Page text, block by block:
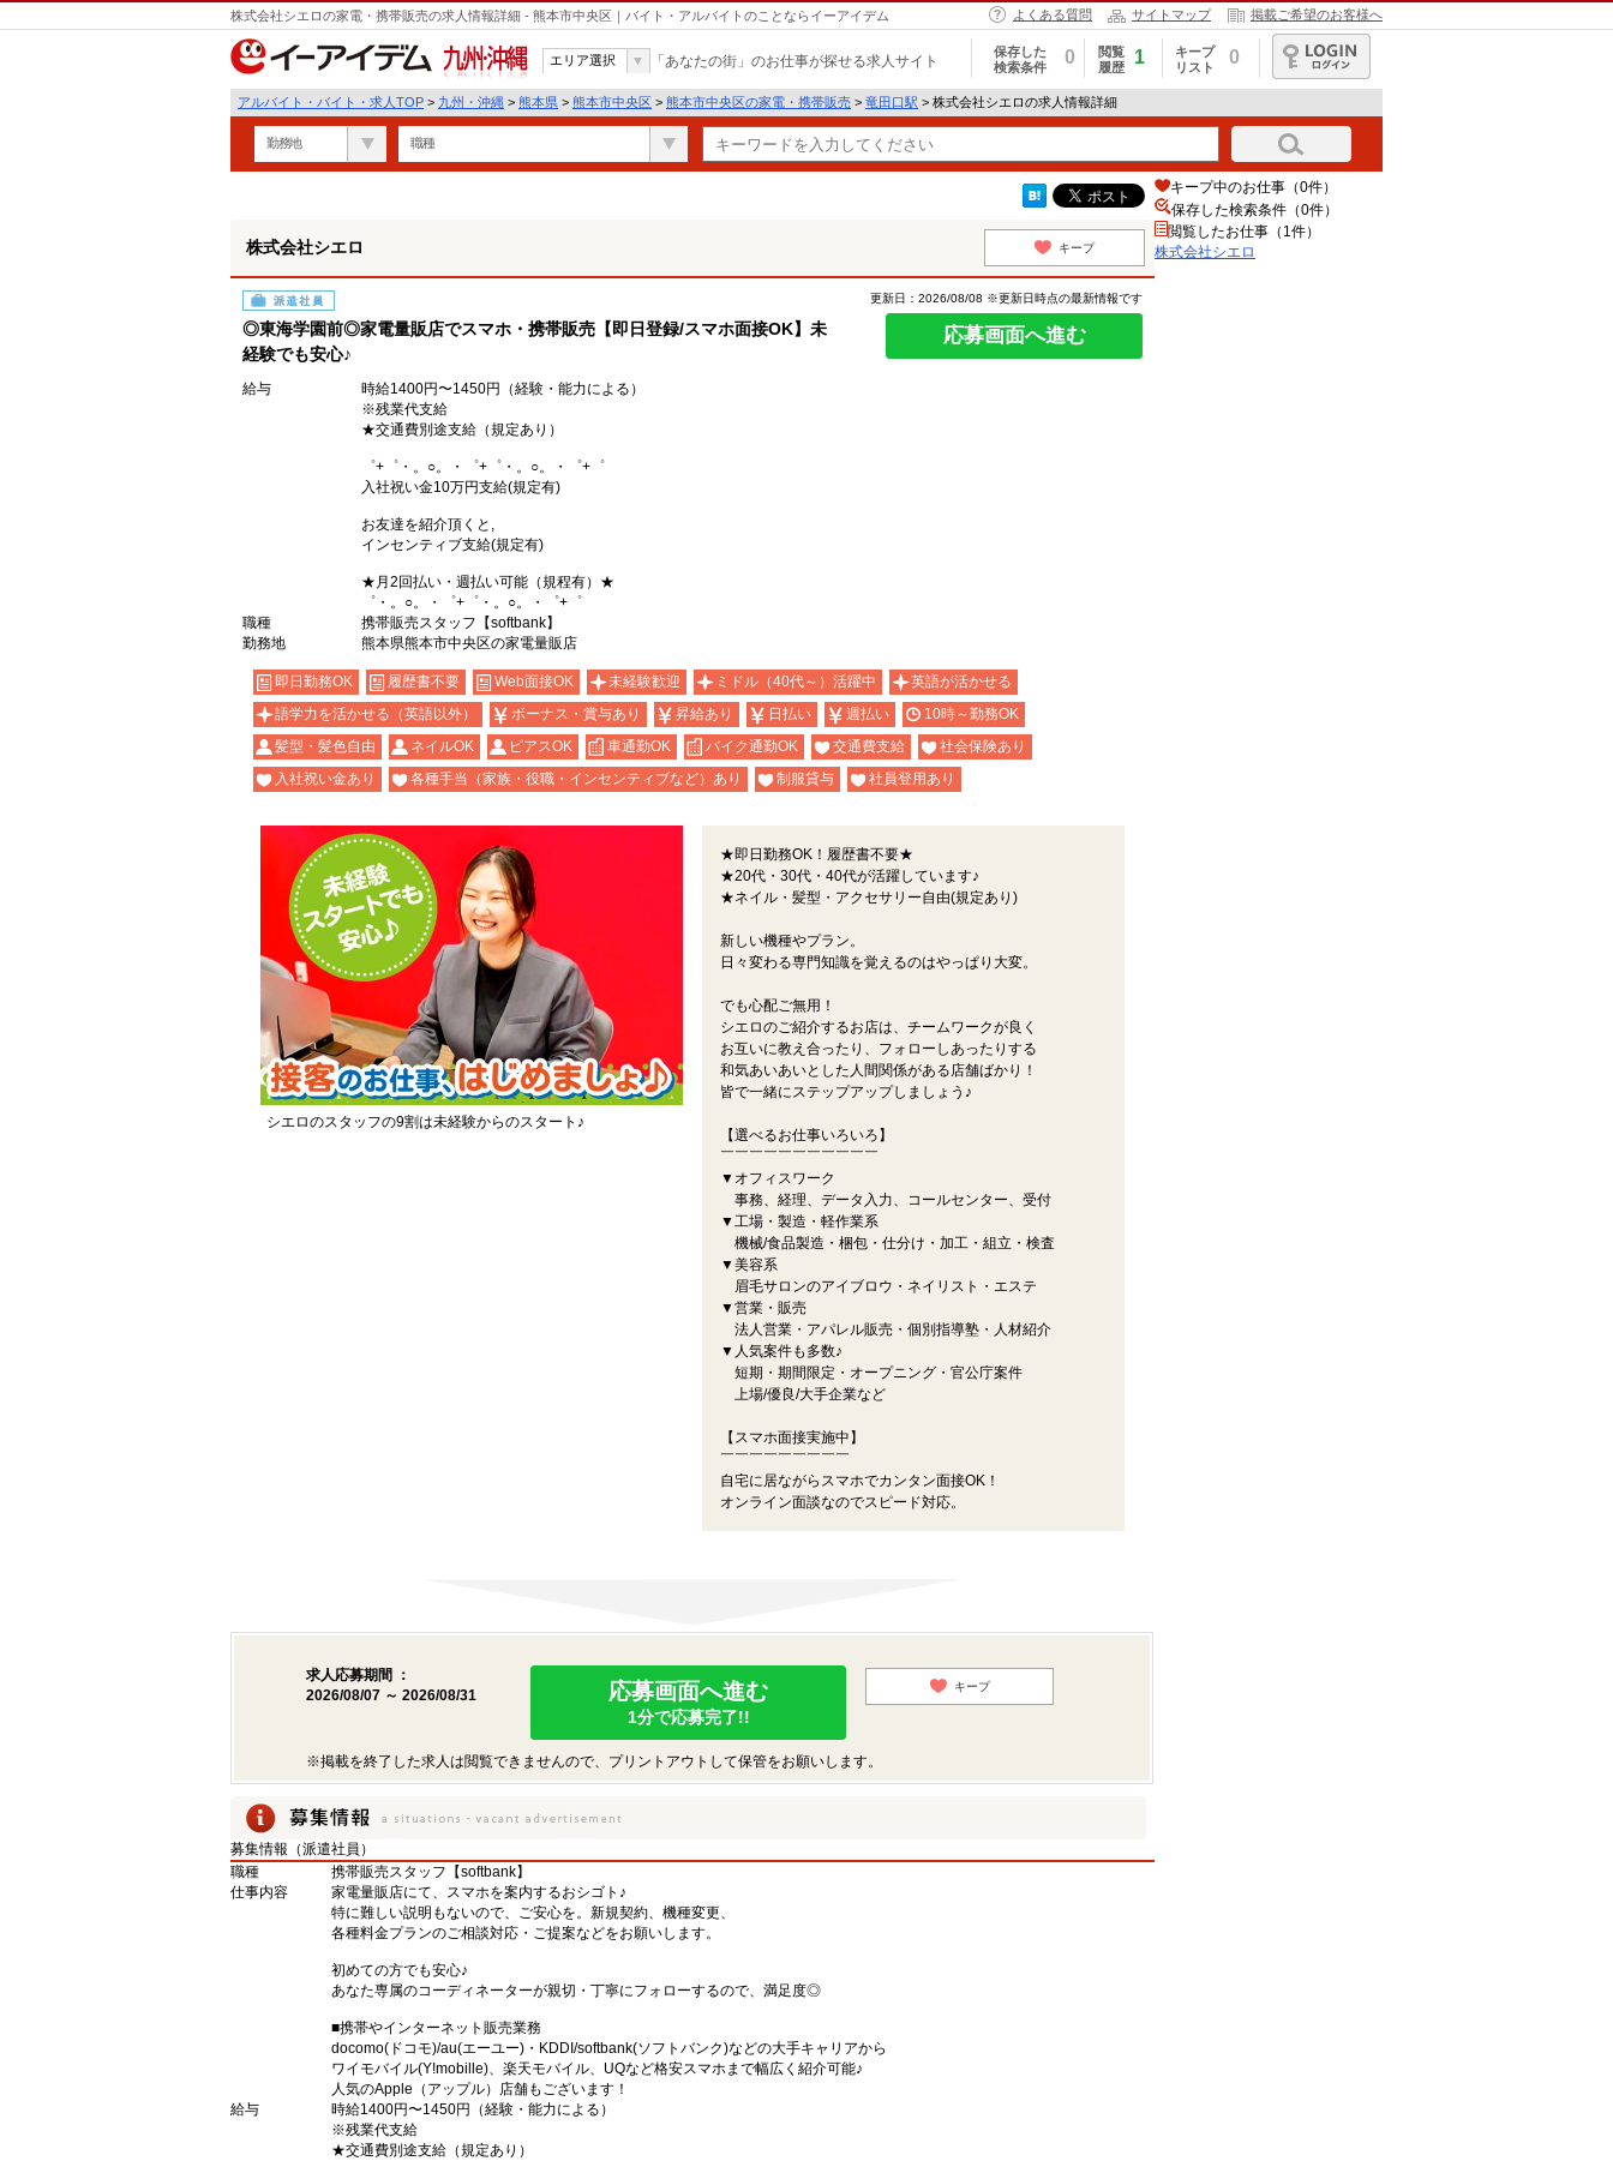
株式会社シエロの家電・携帯販売の求人情報詳細 - 熊本市中央区｜バイト・アルバイトのことならイーアイデム よくある質問 サイトマップ 掲載ご希望のお客様へ
九州・沖縄
エリア選択 「あなたの街」のお仕事が探せる求人サイト
保存した
検索条件
0
閲覧
履歴
1
キープ
リスト
0
ログイン
アルバイト・バイト・求人TOP > 九州・沖縄 > 熊本県 > 熊本市中央区 > 熊本市中央区の家電・携帯販売 > 竜田口駅 > 株式会社シエロの求人情報詳細
勤務地 職種
株式会社シエロ キープ
派遣社員
◎東海学園前◎家電量販店でスマホ・携帯販売【即日登録/スマホ面接OK】未
経験でも安心♪
更新日：2026/08/08 ※更新日時点の最新情報です
応募画面へ進む
給与
時給1400円〜1450円（経験・能力による）
※残業代支給
★交通費別途支給（規定あり）
゜+゜・。○。・゜+゜・。○。・゜+゜
入社祝い金10万円支給(規定有)
お友達を紹介頂くと,
インセンティブ支給(規定有)
★月2回払い・週払い可能（規程有）★
゜・。○。・゜+゜・。○。・゜+゜
職種
携帯販売スタッフ【softbank】
勤務地
熊本県熊本市中央区の家電量販店
即日勤務OK 履歴書不要 Web面接OK 未経験歓迎 ミドル（40代～）活躍中
英語が活かせる
語学力を活かせる（英語以外）
ボーナス・賞与あり 昇給あり 日払い 週払い
10時～勤務OK
髪型・髪色自由
ネイルOK ピアスOK 車通勤OK バイク通勤OK 交通費支給
社会保険あり
入社祝い金あり
各種手当（家族・役職・インセンティブなど）あり 制服貸与 社員登用あり
シエロのスタッフの9割は未経験からのスタート♪
★即日勤務OK！履歴書不要★
★20代・30代・40代が活躍しています♪
★ネイル・髪型・アクセサリー自由(規定あり)
新しい機種やプラン。
日々変わる専門知識を覚えるのはやっぱり大変。
でも心配ご無用！
シエロのご紹介するお店は、チームワークが良く
お互いに教え合ったり、フォローしあったりする
和気あいあいとした人間関係がある店舗ばかり！
皆で一緒にステップアップしましょう♪
【選べるお仕事いろいろ】
￣￣￣￣￣￣￣￣￣￣￣
▼オフィスワーク
事務、経理、データ入力、コールセンター、受付
▼工場・製造・軽作業系
機械/食品製造・梱包・仕分け・加工・組立・検査
▼美容系
眉毛サロンのアイブロウ・ネイリスト・エステ
▼営業・販売
法人営業・アパレル販売・個別指導塾・人材紹介
▼人気案件も多数♪
短期・期間限定・オープニング・官公庁案件
上場/優良/大手企業など
【スマホ面接実施中】
￣￣￣￣￣￣￣￣￣
自宅に居ながらスマホでカンタン面接OK！
オンライン面談なのでスピード対応。
求人応募期間 ：
2026/08/07 ～ 2026/08/31
応募画面へ進む
1分で応募完了!!
キープ
※掲載を終了した求人は閲覧できませんので、プリントアウトして保管をお願いします。
募集情報（派遣社員）
職種
携帯販売スタッフ【softbank】
仕事内容
家電量販店にて、スマホを案内するおシゴト♪
特に難しい説明もないので、ご安心を。新規契約、機種変更、
各種料金プランのご相談対応・ご提案などをお願いします。
初めての方でも安心♪
あなた専属のコーディネーターが親切・丁寧にフォローするので、満足度◎
■携帯やインターネット販売業務
docomo(ドコモ)/au(エーユー)・KDDI/softbank(ソフトバンク)などの大手キャリアから
ワイモバイル(Y!mobille)、楽天モバイル、UQなど格安スマホまで幅広く紹介可能♪
人気のApple（アップル）店舗もございます！
給与
時給1400円〜1450円（経験・能力による）
※残業代支給
★交通費別途支給（規定あり）
キープ中のお仕事（0件）
保存した検索条件（0件）
閲覧したお仕事（1件）
株式会社シエロ